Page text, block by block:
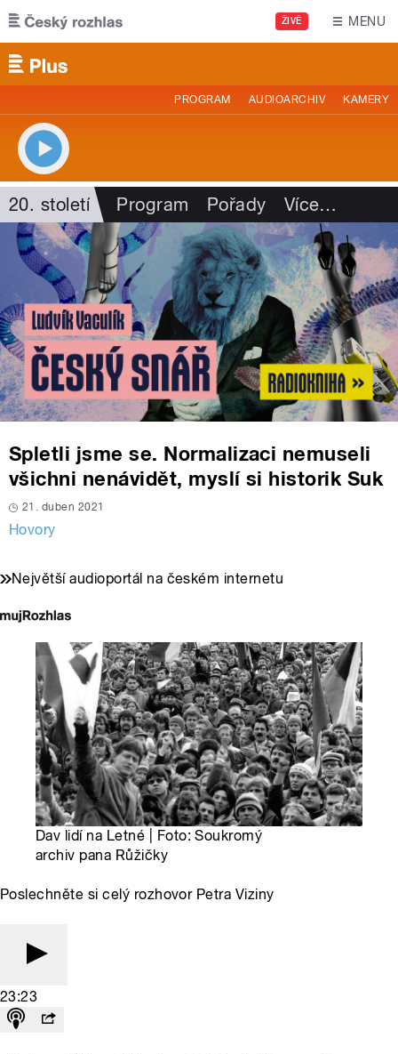
Přejít k hlavnímu obsahu
ŽIVĚ MENU
PROGRAM AUDIOARCHIV KAMERY
20. století Program Pořady Více…
Spletli jsme se. Normalizaci nemuseli
všichni nenávidět, myslí si historik Suk
21. duben 2021
Hovory
Největší audioportál na českém internetu
Dav lidí na Letné | Foto: Soukromý
archiv pana Růžičky
Poslechněte si celý rozhovor Petra Viziny
23:23